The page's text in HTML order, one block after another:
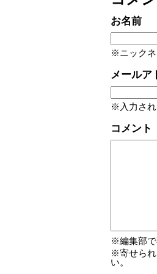
お名前
ニック
メールア
入力さ
コメント
編集部
寄せら
い。